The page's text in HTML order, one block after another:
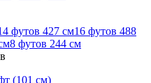
футов 427 см16 футов 488
8 футов 244 см